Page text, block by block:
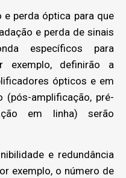
perda óptica para que
e perda de sinais
específicos para
exemplo, definirão a
ópticos e em
amplificação, pré-
em linha) serão
e redundância
exemplo, o número de